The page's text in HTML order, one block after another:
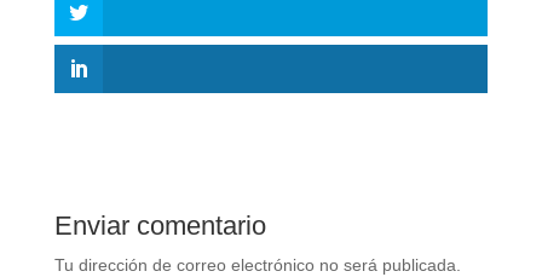
Enviar comentario
Tu dirección de correo electrónico no será publicada.